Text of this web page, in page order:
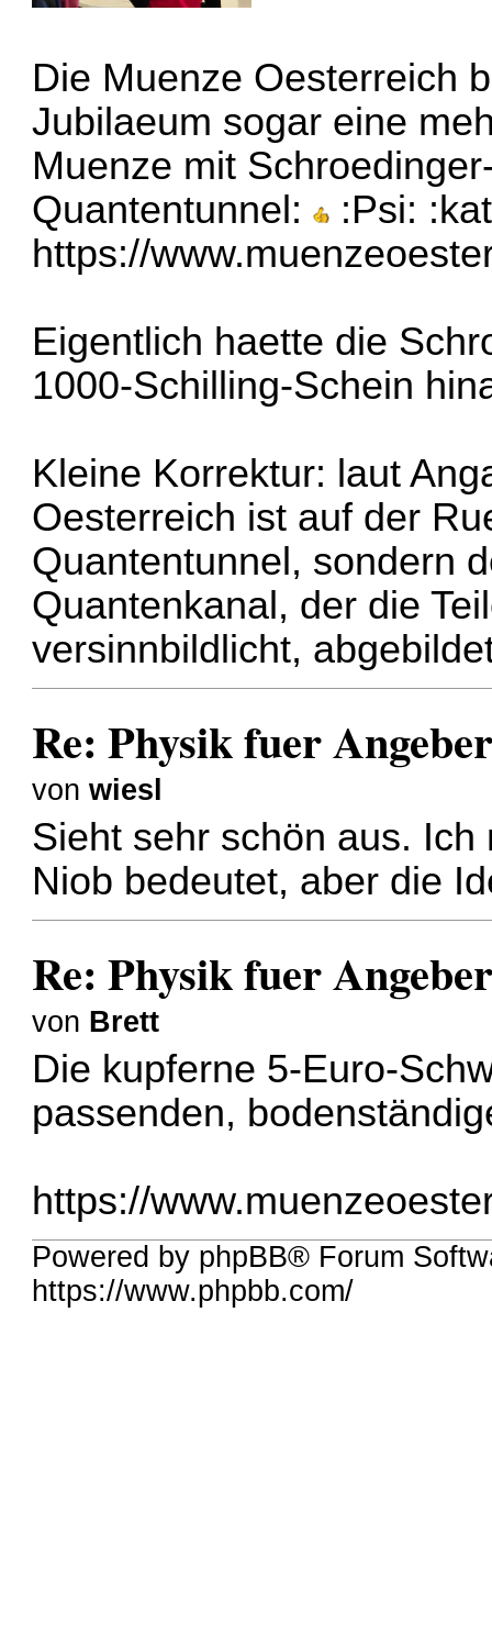
Die Muenze Oesterreich
Jubilaeum sogar eine
Muenze mit
Quantentunnel:
:Psi:
https://
Eigentlich haette die
1000-Schilling-Schein
Kleine Korrektur: laut
Oesterreich ist auf der
Quantentunnel, sondern
Quantenkanal, der die
versinnbildlicht,
Re: Physik fuer
vonwiesl
Sieht sehr schön aus.
Niob bedeutet, aber die
Re: Physik fuer
von Brett
Die kupferne 5-Euro-
passenden,
https://
Powered by phpBB® Forum
https://www.phpbb.com/